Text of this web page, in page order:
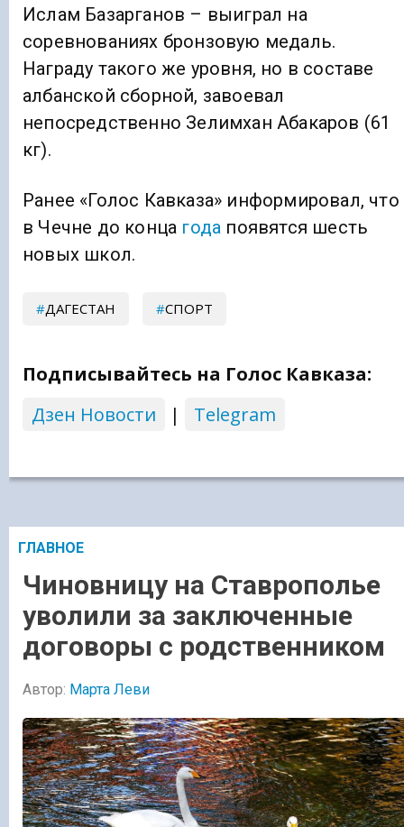
Ислам Базарганов – выиграл на
соревнованиях бронзовую медаль.
Награду такого же уровня, но в составе
албанской сборной, завоевал
непосредственно Зелимхан Абакаров (61
кг).
Ранее «Голос Кавказа» информировал, что
в Чечне до конца года появятся шесть
новых школ.
ДАГЕСТАН СПОРТ
Подписывайтесь на Голос Кавказа:
Дзен Новости
| Telegram
ГЛАВНОЕ
Чиновницу на Ставрополье
уволили за заключенные
договоры с родственником
Автор: Марта Леви